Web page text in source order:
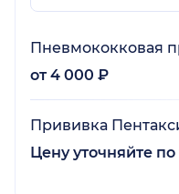
Пневмококковая
от 4 000 ₽
Прививка
Цену уточняйте